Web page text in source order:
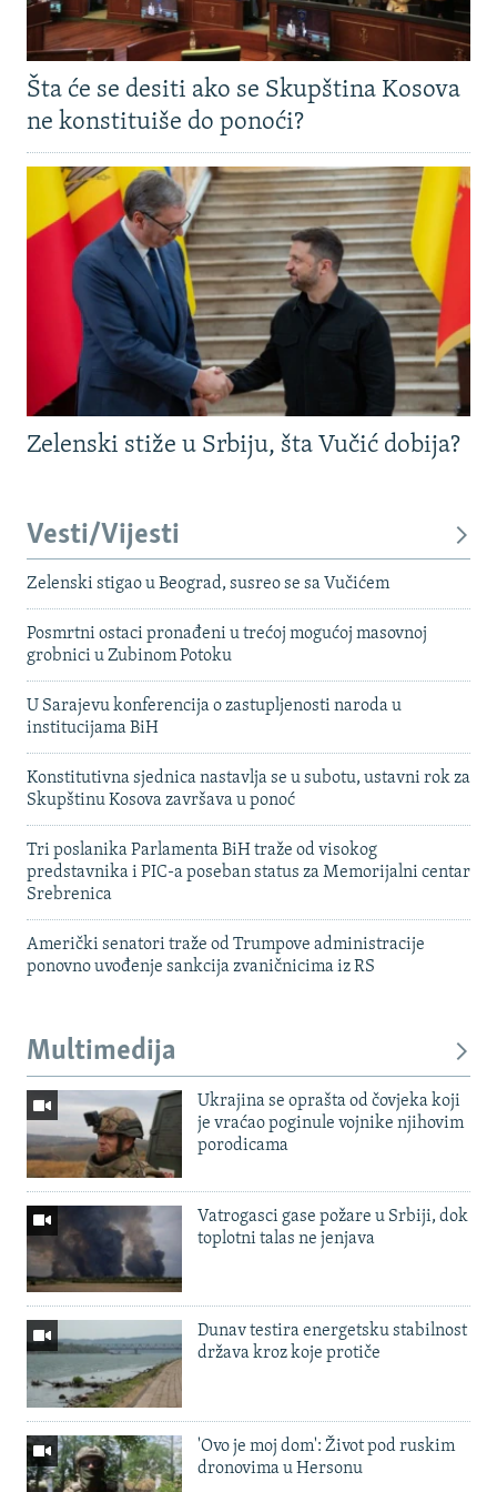
Šta će se desiti ako se Skupština Kosova
ne konstituiše do ponoći?
Zelenski stiže u Srbiju, šta Vučić dobija?
Vesti/Vijesti
Zelenski stigao u Beograd, susreo se sa Vučićem
Posmrtni ostaci pronađeni u trećoj mogućoj masovnoj
grobnici u Zubinom Potoku
U Sarajevu konferencija o zastupljenosti naroda u
institucijama BiH
Konstitutivna sjednica nastavlja se u subotu, ustavni rok za
Skupštinu Kosova završava u ponoć
Tri poslanika Parlamenta BiH traže od visokog
predstavnika i PIC-a poseban status za Memorijalni centar
Srebrenica
Američki senatori traže od Trumpove administracije
ponovno uvođenje sankcija zvaničnicima iz RS
Multimedija
Ukrajina se oprašta od čovjeka koji
je vraćao poginule vojnike njihovim
porodicama
Vatrogasci gase požare u Srbiji, dok
toplotni talas ne jenjava
Dunav testira energetsku stabilnost
država kroz koje protiče
'Ovo je moj dom': Život pod ruskim
dronovima u Hersonu